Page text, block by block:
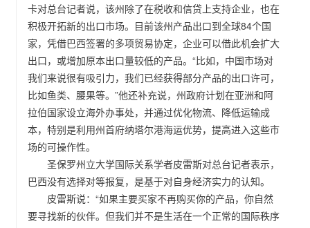
卡对总台记者说，该州除了在税收和信贷上支持企业，也在
积极开拓新的出口市场。目前该州产品出口到全球84个国
家，凭借巴西签署的多项贸易协定，企业可以借此机会扩大
出口，或增加原本出口量较低的产品。“比如，中国市场对
我们来说很有吸引力，我们已经获得部分产品的出口许可，
比如鱼类、腰果等。”他还补充说，州政府计划在亚洲和阿
拉伯国家设立海外办事处，并通过优化物流、降低运输成
本，特别是利用州首府纳塔尔港海运优势，提高进入这些市
场的可操作性。
圣保罗州立大学国际关系学者皮雷斯对总台记者表示，
巴西没有选择对等报复，是基于对自身经济实力的认知。
皮雷斯说：“如果主要买家不再购买你的产品，你自然
要寻找新的伙伴。但我们并不是生活在一个正常的国际秩序